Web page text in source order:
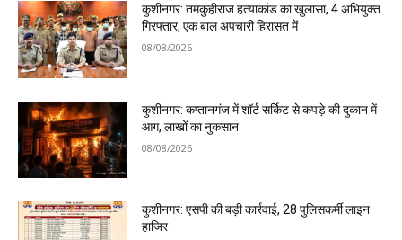
कुशीनगर: तमकुहीराज हत्याकांड का खुलासा, 4 अभियुक्त
गिरफ्तार, एक बाल अपचारी हिरासत में
08/08/2026
कुशीनगर: कप्तानगंज में शॉर्ट सर्किट से कपड़े की दुकान में
आग, लाखों का नुकसान
08/08/2026
कुशीनगर: एसपी की बड़ी कार्रवाई, 28 पुलिसकर्मी लाइन
हाजिर